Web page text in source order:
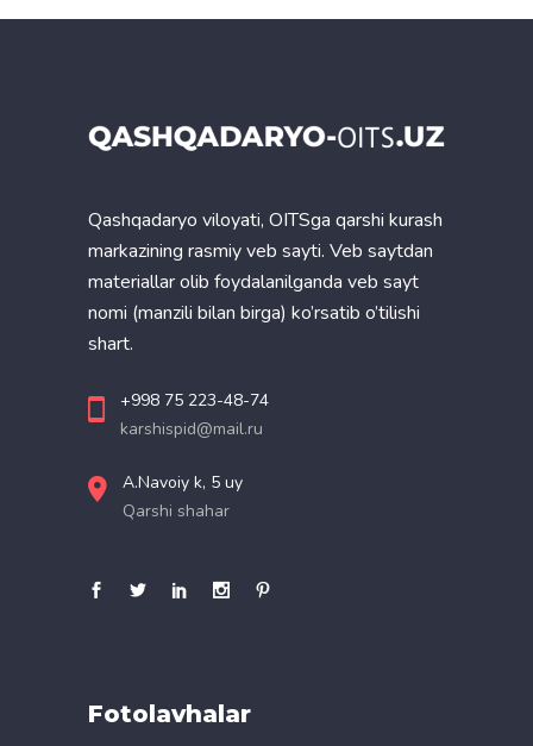
Qashqadaryo viloyati, OITSga qarshi kurash
markazining rasmiy veb sayti. Veb saytdan
materiallar olib foydalanilganda veb sayt
nomi (manzili bilan birga) ko’rsatib o’tilishi
shart.
+998 75 223-48-74
karshispid@mail.ru
A.Navoiy k, 5 uy
Qarshi shahar
Fotolavhalar